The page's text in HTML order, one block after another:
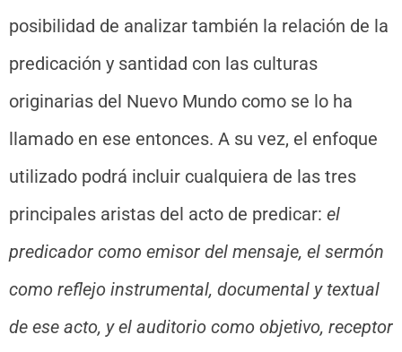
posibilidad de analizar también la relación de la
predicación y santidad con las culturas
originarias del Nuevo Mundo como se lo ha
llamado en ese entonces. A su vez, el enfoque
utilizado podrá incluir cualquiera de las tres
principales aristas del acto de predicar: el
predicador como emisor del mensaje, el sermón
como reflejo instrumental, documental y textual
de ese acto, y el auditorio como objetivo, receptor